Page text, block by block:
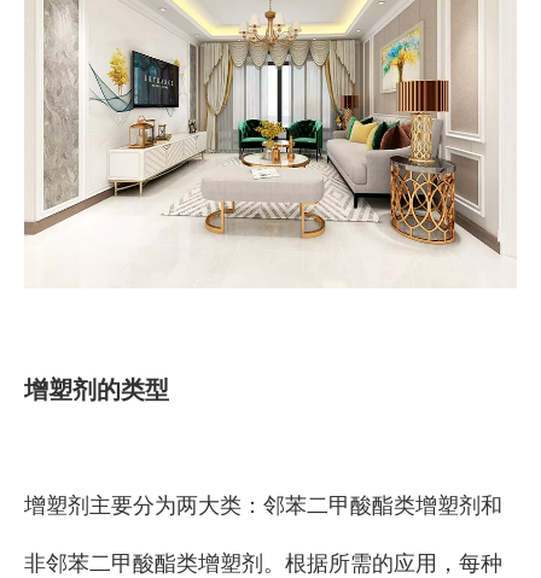
增塑剂的类型
增塑剂主要分为两大类：邻苯二甲酸酯类增塑剂和
非邻苯二甲酸酯类增塑剂。根据所需的应用，每种